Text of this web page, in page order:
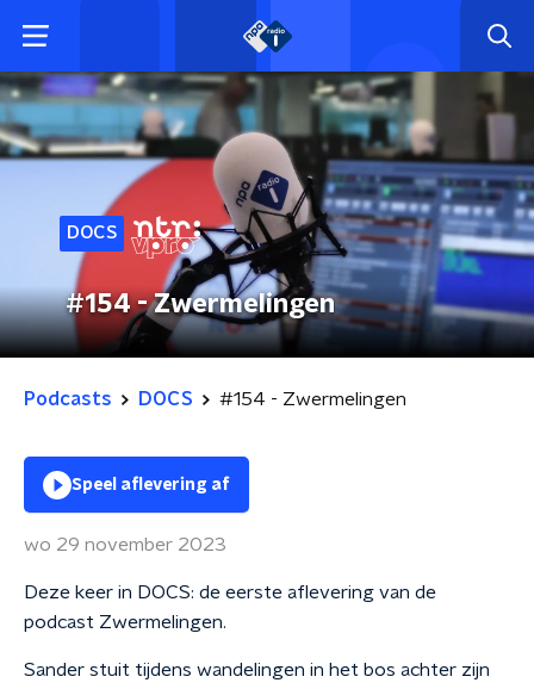
DOCS
#154 - Zwermelingen
Podcasts DOCS #154 - Zwermelingen
Speel aflevering af
wo 29 november 2023
Deze keer in DOCS: de eerste aflevering van de
podcast Zwermelingen.
Sander stuit tijdens wandelingen in het bos achter zijn